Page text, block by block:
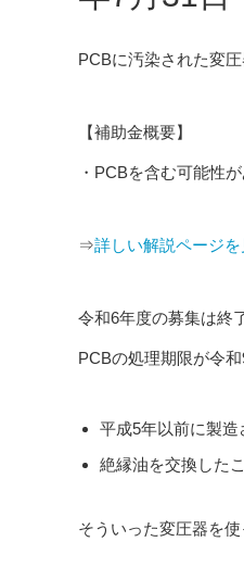
PCBに汚染された変
【補助金概要】
・PCBを含む可能性
⇒詳しい解説ページを
令和6年度の募集は終
PCBの処理期限が令
平成5年以前に製造
絶縁油を交換した
そういった変圧器を